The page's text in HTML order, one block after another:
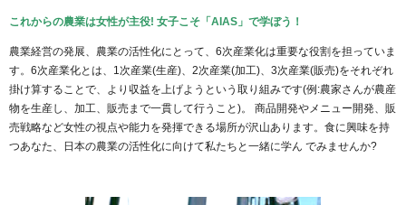
これからの農業は女性が主役! 女子こそ「AIAS」で学ぼう！
農業経営の発展、農業の活性化にとって、6次産業化は重要な役割を担っていま
す。6次産業化とは、1次産業(生産)、2次産業(加工)、3次産業(販売)をそれぞれ
掛け算することで、より収益を上げようという取り組みです(例:農家さんが農産
物を生産し、加工、販売まで一貫して行うこと)。 商品開発やメニュー開発、販
売戦略など女性の視点や能力を発揮できる場所が沢山あります。食に興味を持
つあなた、日本の農業の活性化に向けて私たちと一緒に学ん でみませんか?